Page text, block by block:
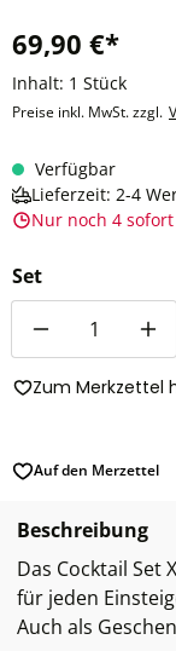
69,90 €*
Inhalt: 1 Stück
Preise inkl. MwSt. zzgl.
Verfügbar
Lieferzeit: 2-4
Nur noch 4
Set
Zum Merkzettel
Auf den Merzettel
Beschreibung
Das Cocktail Set
für jeden
Auch als